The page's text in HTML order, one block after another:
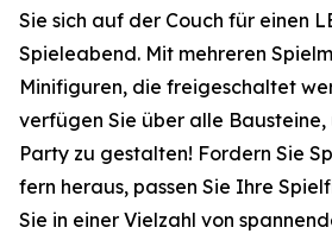
Sie sich auf der Couch für einen
Spieleabend. Mit mehreren
Minifiguren, die freigeschaltet
verfügen Sie über alle
Party zu gestalten! Fordern Sie
fern heraus, passen Sie Ihre
Sie in einer Vielzahl von